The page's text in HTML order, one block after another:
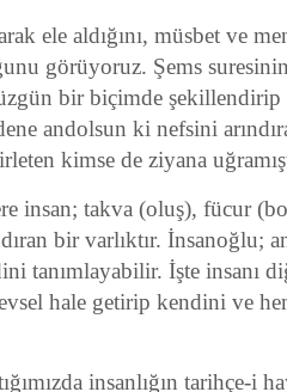
ele aldığını, müsbet ve
görüyoruz. Şems
bir biçimde şekillendirip
andolsun ki nefsini
kimse de ziyana
insan; takva (oluş), fücur
bir varlıktır. İnsanoğlu;
tanımlayabilir. İşte insanı
hale getirip kendini ve
insanlığın tarihçe-i